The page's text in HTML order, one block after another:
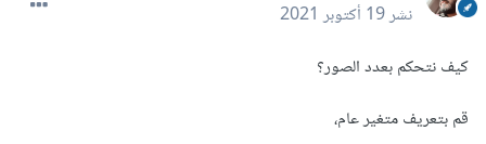
نشر19 أكتوبر 2021
كيف نتحكم بعدد الصور؟
قم بتعريف متغير عام،